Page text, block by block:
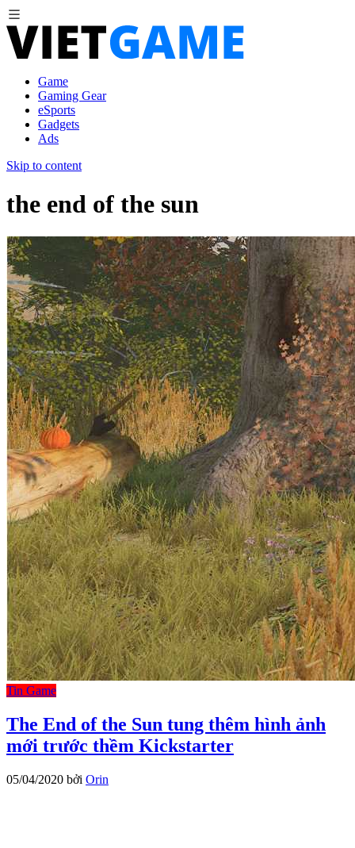
Game
Gaming Gear
eSports
Gadgets
Ads
Skip to content
the end of the sun
Tin Game
The End of the Sun tung thêm hình ảnh
mới trước thềm Kickstarter
05/04/2020 bởi Orin